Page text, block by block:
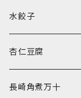
水餃子
水餃子２種セット
杏仁豆腐
長崎角煮万十